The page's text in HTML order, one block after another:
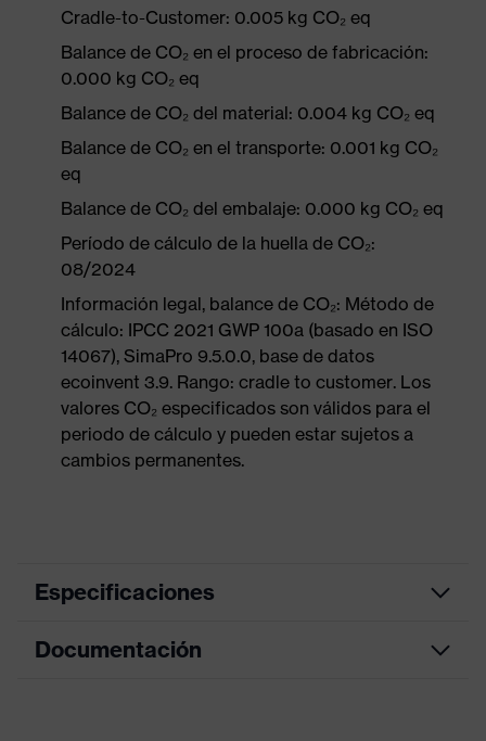
Cradle-to-Customer: 0.005 kg CO₂ eq
Balance de CO₂ en el proceso de fabricación:
0.000 kg CO₂ eq
Balance de CO₂ del material: 0.004 kg CO₂ eq
Balance de CO₂ en el transporte: 0.001 kg CO₂
eq
Balance de CO₂ del embalaje: 0.000 kg CO₂ eq
Período de cálculo de la huella de CO₂:
08/2024
Información legal, balance de CO₂: Método de
cálculo: IPCC 2021 GWP 100a (basado en ISO
14067), SimaPro 9.5.0.0, base de datos
ecoinvent 3.9. Rango: cradle to customer. Los
valores CO₂ especificados son válidos para el
periodo de cálculo y pueden estar sujetos a
cambios permanentes.
Especificaciones
Color de marketing
Documentación